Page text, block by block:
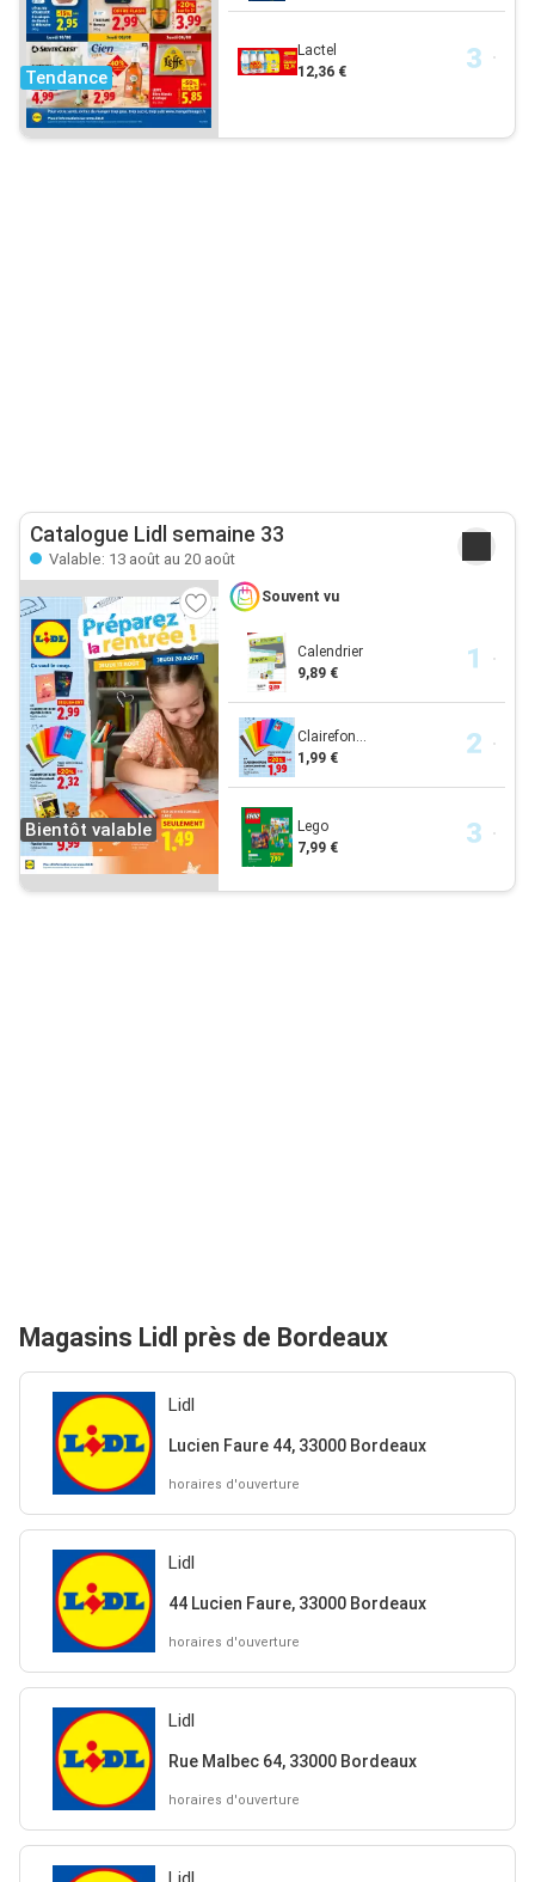
Tendance
Lactel
12,36 €
Catalogue Lidl semaine 33
Valable: 13 août au 20 août
Bientôt valable
Souvent vu
Calendrier
9,89 €
Clairefon...
1,99 €
Lego
7,99 €
Magasins Lidl près de Bordeaux
Lidl
Lucien Faure 44, 33000 Bordeaux
horaires d'ouverture
Lidl
44 Lucien Faure, 33000 Bordeaux
horaires d'ouverture
Lidl
Rue Malbec 64, 33000 Bordeaux
horaires d'ouverture